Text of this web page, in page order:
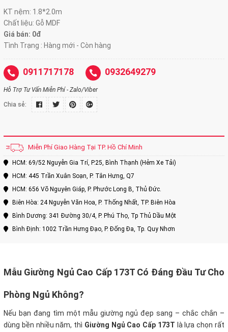
KT nệm: 1.8*2.0m
Chất liệu: Gỗ MDF
Giá bán: 0đ
Tình Trạng : Hàng mới - Còn hàng
0911717178 0932649279
Hỗ Trợ Tư Vấn Miễn Phí - Zalo/Viber
Chia sẻ:
Miễn Phí Giao Hàng Tại TP. Hồ Chí Minh
HCM: 69/52 Nguyễn Gia Trí, P.25, Bình Thạnh (Hẻm Xe Tải)
HCM: 445 Trần Xuân Soạn, P. Tân Hưng, Q7
HCM: 656 Võ Nguyên Giáp, P. Phước Long B, Thủ Đức.
Biên Hòa: 24 Nguyễn Văn Hoa, P. Thống Nhất, TP. Biên Hòa
Bình Dương: 341 Đường 30/4, P. Phú Thọ, Tp Thủ Dầu Một
Bình Định: 1002 Trần Hưng Đạo, P. Đống Đa, Tp. Quy Nhơn
Mẫu Giường Ngủ Cao Cấp 173T Có Đáng Đầu Tư Cho
Phòng Ngủ Không?
Nếu bạn đang tìm một mẫu giường ngủ đẹp sang – chắc chắn –
dùng bền nhiều năm, thì Giường Ngủ Cao Cấp 173T là lựa chọn rất